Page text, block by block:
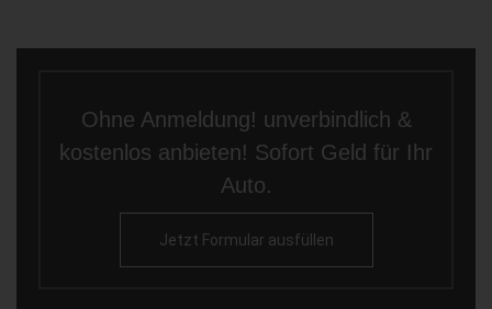
Ohne Anmeldung! unverbindlich &
kostenlos anbieten! Sofort Geld für Ihr
Auto.
Jetzt Formular ausfüllen